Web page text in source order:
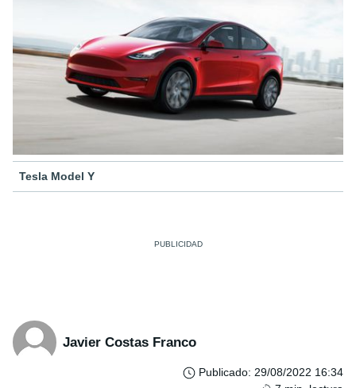
Tesla Model Y
Javier Costas Franco
Publicado: 29/08/2022 16:34